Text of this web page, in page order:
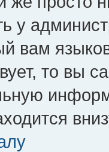
у
вам
то вы